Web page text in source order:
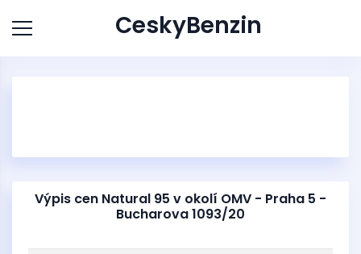
CeskyBenzin
Výpis cen Natural 95 v okolí OMV - Praha 5 -
Bucharova 1093/20